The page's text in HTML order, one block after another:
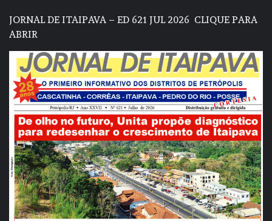
JORNAL DE ITAIPAVA – ED 621 JUL 2026 CLIQUE PARA
ABRIR